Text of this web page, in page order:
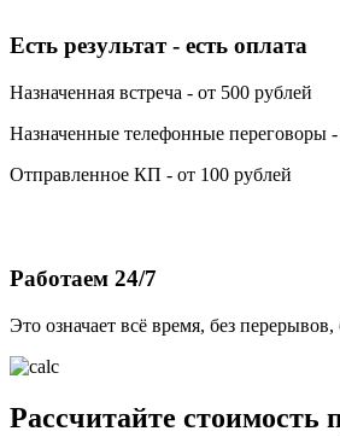
Есть результат - есть оплата
Назначенная встреча - от 500 рублей
Назначенные телефонные переговоры -
Отправленное КП - от 100 рублей
Работаем 24/7
Это означает всё время, без перерывов,
Рассчитайте стоимость